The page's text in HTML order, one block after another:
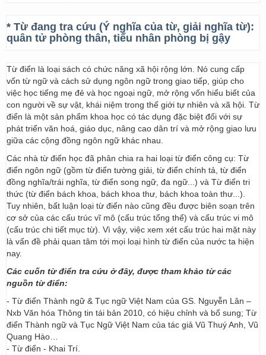
* Từ đang tra cứu (Ý nghĩa của từ, giải nghĩa từ):
quân tử phòng thân, tiểu nhân phòng bị gậy
Từ điển là loại sách có chức năng xã hội rộng lớn. Nó cung cấp
vốn từ ngữ và cách sử dụng ngôn ngữ trong giao tiếp, giúp cho
việc học tiếng mẹ đẻ và học ngoại ngữ, mở rộng vốn hiểu biết của
con người về sự vật, khái niệm trong thế giới tự nhiên và xã hội. Từ
điển là một sản phẩm khoa học có tác dụng đặc biệt đối với sự
phát triển văn hoá, giáo dục, nâng cao dân trí và mở rộng giao lưu
giữa các cộng đồng ngôn ngữ khác nhau.
Các nhà từ điển học đã phân chia ra hai loại từ điển công cụ: Từ
điển ngôn ngữ (gồm từ điển tường giải, từ điển chính tả, từ điển
đồng nghĩa/trái nghĩa, từ điển song ngữ, đa ngữ...) và Từ điển tri
thức (từ điển bách khoa, bách khoa thư, bách khoa toàn thư...).
Tuy nhiên, bất luận loại từ điển nào cũng đều được biên soạn trên
cơ sở của các cấu trúc vĩ mô (cấu trúc tổng thể) và cấu trúc vi mô
(cấu trúc chi tiết mục từ). Vì vậy, việc xem xét cấu trúc hai mặt này
là vấn đề phải quan tâm tới mọi loại hình từ điển của nước ta hiện
nay.
Các cuốn từ điển tra cứu ở đây, được tham khảo từ các
nguồn từ điển:
- Từ điển Thành ngữ & Tục ngữ Việt Nam của GS. Nguyễn Lân –
Nxb Văn hóa Thông tin tái bản 2010, có hiệu chỉnh và bổ sung; Từ
điển Thành ngữ và Tục Ngữ Việt Nam của tác giả Vũ Thuý Anh, Vũ
Quang Hào…
- Từ điển - Khai Trí.